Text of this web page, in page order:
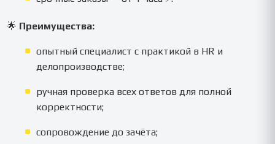
🌟 Преимущества:
опытный специалист с практикой в HR и
делопроизводстве;
ручная проверка всех ответов для полной
корректности;
сопровождение до зачёта;